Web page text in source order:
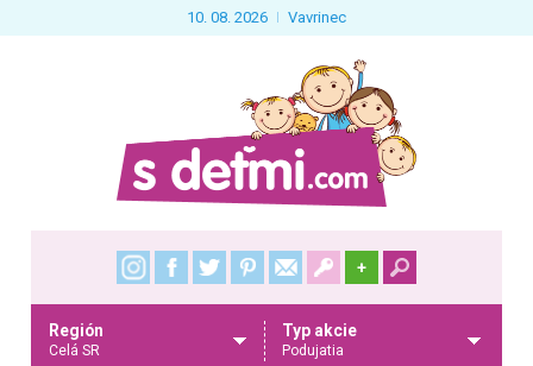
10. 08. 2026 Vavrinec
+
Región
Celá SR
Typ akcie
Podujatia